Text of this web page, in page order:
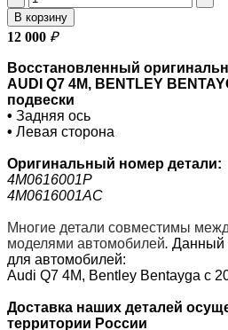
В корзину
12 000 ₽
Восстановленный
AUDI Q7 4M, BENTLEY
подвески
• Задняя ось
• Левая сторона
Оригинальный номер детали:
4M0616001P
4M0616001AC
Многие детали совместимы
моделями автомобилей. Данный
для автомобилей:
Audi Q7 4M, Bentley Bentayga с
Доставка наших деталей
территории России